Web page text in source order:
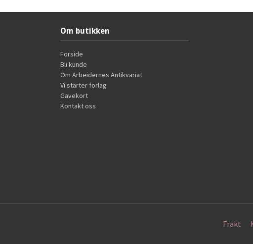
Om butikken
Forside
Bli kunde
Om Arbeidernes Antikvariat
Vi starter forlag
Gavekort
Kontakt oss
Frakt